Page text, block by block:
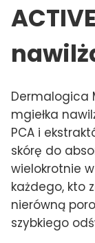
Dermalogica
mgiełka
PCA i
skórę do
wielokrotnie
każdego, kto
nierówną
szybkiego